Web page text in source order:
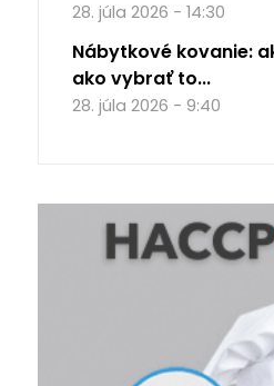
28. júla 2026 - 14:30
Nábytkové kovanie:
ako vybrať to...
28. júla 2026 - 9:40